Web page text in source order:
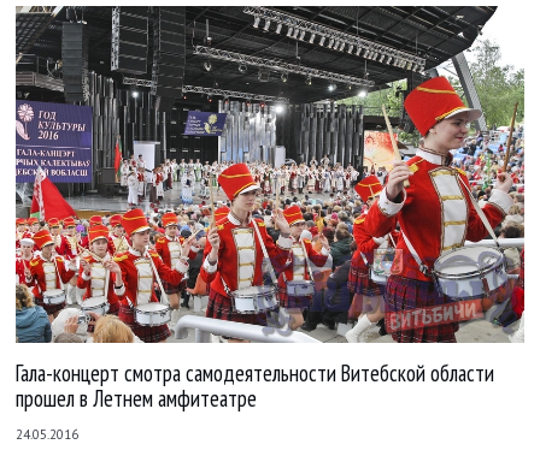
Гала-концерт смотра самодеятельности Витебской области
прошел в Летнем амфитеатре
24.05.2016